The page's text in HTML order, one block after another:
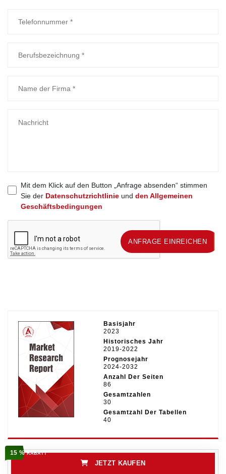
Mit dem Klick auf den Button „Anfrage absenden“ stimmen
Sie der Datenschutzrichtlinieund den Allgemeinen
Geschäftsbedingungen
ANFRAGE EINREICHEN ANFRAGE EINREICHEN
Basisjahr
2023
Historisches Jahr
2019-2022
Prognosejahr
2024-2032
Anzahl Der Seiten
86
Gesamtzahlen
30
Gesamtzahl Der Tabellen
40
15 %RABATT
JETZT KAUFEN